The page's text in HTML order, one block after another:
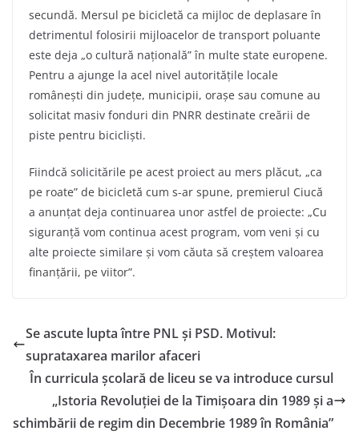
secundă. Mersul pe bicicletă ca mijloc de deplasare în
detrimentul folosirii mijloacelor de transport poluante
este deja „o cultură națională” în multe state europene.
Pentru a ajunge la acel nivel autoritățile locale
românești din județe, municipii, orașe sau comune au
solicitat masiv fonduri din PNRR destinate creării de
piste pentru bicicliști.
Fiindcă solicitările pe acest proiect au mers plăcut, „ca
pe roate” de bicicletă cum s-ar spune, premierul Ciucă
a anunțat deja continuarea unor astfel de proiecte: „Cu
siguranță vom continua acest program, vom veni și cu
alte proiecte similare și vom căuta să creștem valoarea
finanțării, pe viitor”.
Se ascute lupta între PNL și PSD. Motivul:
suprataxarea marilor afaceri
În curricula școlară de liceu se va introduce cursul
„Istoria Revoluției de la Timișoara din 1989 și a
schimbării de regim din Decembrie 1989 în România”